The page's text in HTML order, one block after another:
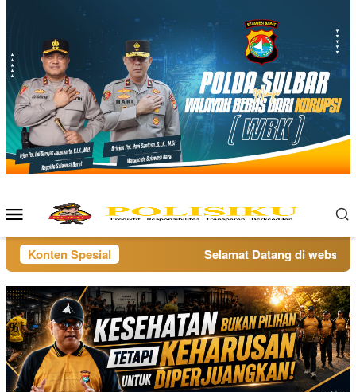
Menu
Mobile
Konten Spesial Selamat Datang di website